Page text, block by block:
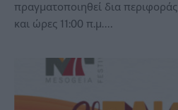
πραγματοποιηθεί δια
και ώρες 11:00 π.μ.…